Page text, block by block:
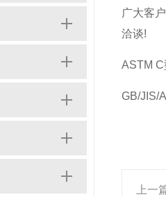
广大客
洽谈!
ASTM
GB/JIS/
上一